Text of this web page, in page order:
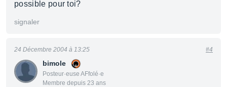
possible pour toi?
signaler
bimole
Posteur·euse AFfolé·e
Membre depuis 23 ans
24 Décembre 2004 à 13:25 #4